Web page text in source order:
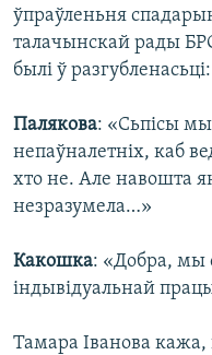
ўпраўленьня
талачынскай рады
былі ў разгубленасьці:
Палякова: «Сьпісы мы
непаўналетніх, каб
хто не. Але навошта
незразумела…»
Какошка: «Добра, мы
індывідуальнай
Тамара Іванова